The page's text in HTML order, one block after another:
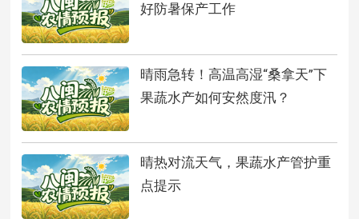
好防暑保产工作
晴雨急转！高温高湿“桑拿天”下
果蔬水产如何安然度汛？
晴热对流天气，果蔬水产管护重
点提示